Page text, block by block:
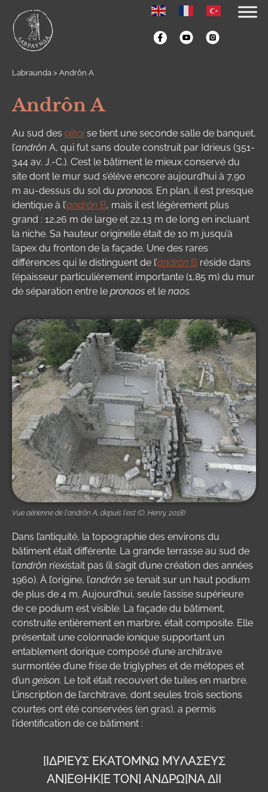
Labraunda > Andrôn A
Andrôn A
Au sud des oikoise tient une seconde salle de banquet,
l’andrôn A, qui fut sans doute construit par Idrieus (351-
344 av. J.-C.). C’est le bâtiment le mieux conservé du
site dont le mur sud s’élève encore aujourd’hui à 7,90
m au-dessus du sol du pronaos. En plan, il est presque
identique à l’andrôn B, mais il est légèrement plus
grand : 12,26 m de large et 22,13 m de long en incluant
la niche. Sa hauteur originelle était de 10 m jusqu’à
l’apex du fronton de la façade. Une des rares
différences qui le distinguent de l’andrôn B réside dans
l’épaisseur particulièrement importante (1,85 m) du mur
de séparation entre le pronaos et le naos.
Vue aérienne de l'andrôn A, depuis l'est (O. Henry, 2018)
Dans l’antiquité, la topographie des environs du
bâtiment était différente. La grande terrasse au sud de
l’andrôn n’existait pas (il s’agit d’une création des années
1960). À l’origine, l’andrôn se tenait sur un haut podium
de plus de 4 m. Aujourd’hui, seule l’assise supérieure
de ce podium est visible. La façade du bâtiment,
construite entièrement en marbre, était composite. Elle
présentait une colonnade ionique supportant un
entablement dorique composé d’une architrave
surmontée d’une frise de triglyphes et de métopes et
d’un geison. Le toit était recouvert de tuiles en marbre.
L’inscription de l’architrave, dont seules trois sections
courtes ont été conservées (en gras), a permis
l’identification de ce bâtiment :
[IΔPIEYΣ EKATOMNΩ MYΛAΣEYΣ
AN]EΘHK[E TON] ANΔPΩ[NA ΔII